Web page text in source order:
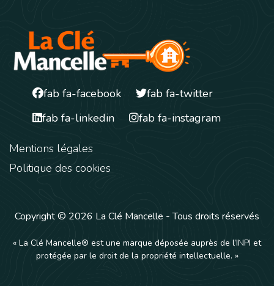
fab fa-facebook
fab fa-twitter
fab fa-linkedin
fab fa-instagram
Mentions légales
Politique des cookies
Copyright © 2026 La Clé Mancelle - Tous droits réservés
« La Clé Mancelle® est une marque déposée auprès de l’INPI et
protégée par le droit de la propriété intellectuelle. »